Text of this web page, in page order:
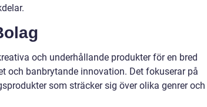
och underhållande produkter för en bred
och banbrytande innovation. Det fokuserar på
som sträcker sig över olika genrer och